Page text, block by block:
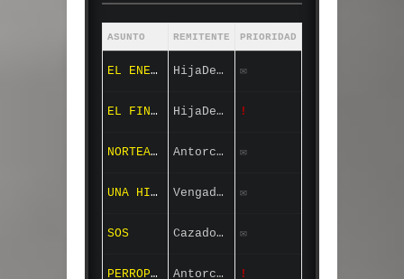
ASUNTO REMITENTE PRIORIDAD
EL ENEMIGO EN LIBERTAD HijaDeJusticia ✉
EL FIN SE APROXIMA HijaDeJusticia !
NORTEAMÉRICA Antorcha88 ✉
UNA HISTORIA DE MIS MIEMBROS Vengador_X ✉
SOS Cazador_Caido ✉
PERROPARIA ÍNTEGRO Antorcha88 !